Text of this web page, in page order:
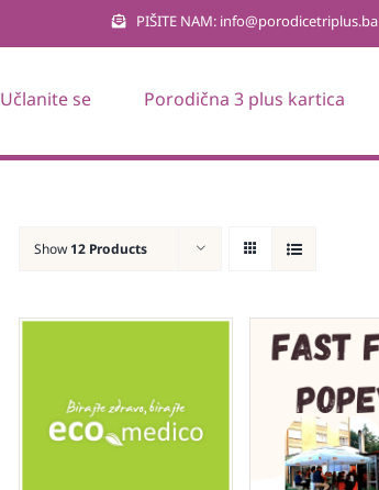
PIŠITE NAM: info@porodicetriplus.ba
Učlanite se Porodična 3 plus kartica
Show 12 Products